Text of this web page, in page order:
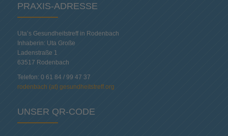
PRAXIS-ADRESSE
Uta’s Gesundheitstreff in Rodenbach
Inhaberin: Uta Große
Ladenstraße 1
63517 Rodenbach
Telefon: 0 61 84 / 99 47 37
rodenbach (at) gesundheitstreff.org
UNSER QR-CODE